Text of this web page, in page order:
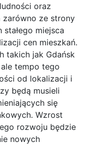
oraz
zarówno ze strony
miejsca
cen mieszkań.
takich jak Gdańsk
tempo tego
od lokalizacji i
będą musieli
się
Wzrost
rozwoju będzie
nowych